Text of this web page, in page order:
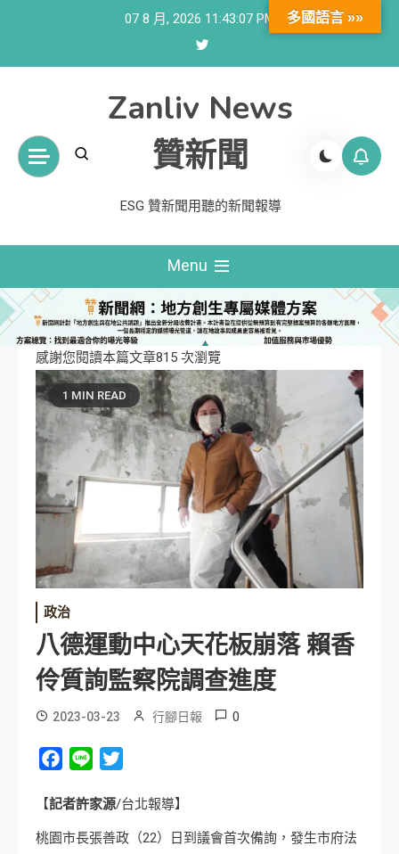
07 8 月, 2026 11:43:08 PM
Zanliv News
贊新聞
ESG 贊新聞用聽的新聞報導
Menu
感謝您閱讀本篇文章815 次瀏覽
1 MIN READ
政治
八德運動中心天花板崩落 賴香
伶質詢監察院調查進度
2023-03-23 行腳日報 0
Facebook
Line
【記者許家源/台北報導】
桃園市長張善政（22）日到議會首次備詢，發生市府法
多國語言 »»